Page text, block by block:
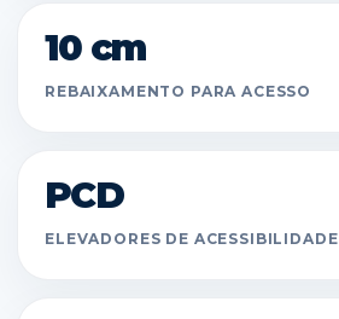
10 cm
REBAIXAMENTO PARA ACESSO
PCD
ELEVADORES DE ACESSIBILIDADE